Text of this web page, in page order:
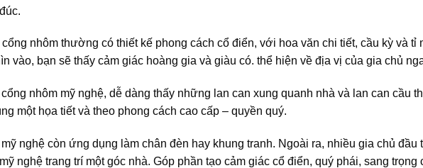
nhôm thường có thiết kế phong cách cổ điển, với hoa văn chi tiết, cầu kỳ và
vào, bạn sẽ thấy cảm giác hoàng gia và giàu có. thể hiện về địa vị của gia chủ
nhôm mỹ nghệ, dễ dàng thấy những lan can xung quanh nhà và lan can cầu
một họa tiết và theo phong cách cao cấp – quyền quý.
mỹ nghệ còn ứng dụng làm chân đèn hay khung tranh. Ngoài ra, nhiều gia chủ đầu
nghệ trang trí một góc nhà. Góp phần tạo cảm giác cổ điển, quý phái, sang trọng